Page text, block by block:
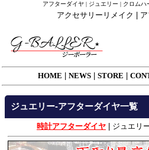
アフターダイヤ | ジュエリー | クロム
アクセサリーリメイク |
HOME NEWS STORE
ジュエリー-アフターダイヤ一覧
時計アフターダイヤ ジュエリ